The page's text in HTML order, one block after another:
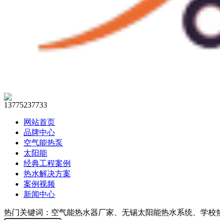
13775237733
网站首页
品牌中心
空气能热泵
太阳能
经典工程案例
热水解决方案
案例视频
新闻中心
热门关键词：空气能热水器厂家、无锡太阳能热水系统、学校